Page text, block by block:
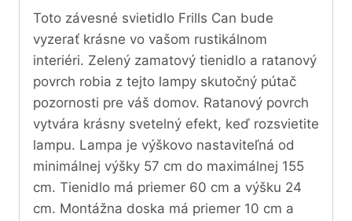
Toto závesné svietidlo Frills Can bude
vyzerať krásne vo vašom rustikálnom
interiéri. Zelený zamatový tienidlo a ratanový
povrch robia z tejto lampy skutočný pútač
pozornosti pre váš domov. Ratanový povrch
vytvára krásny svetelný efekt, keď rozsvietite
lampu. Lampa je výškovo nastaviteľná od
minimálnej výšky 57 cm do maximálnej 155
cm. Tienidlo má priemer 60 cm a výšku 24
cm. Montážna doska má priemer 10 cm a